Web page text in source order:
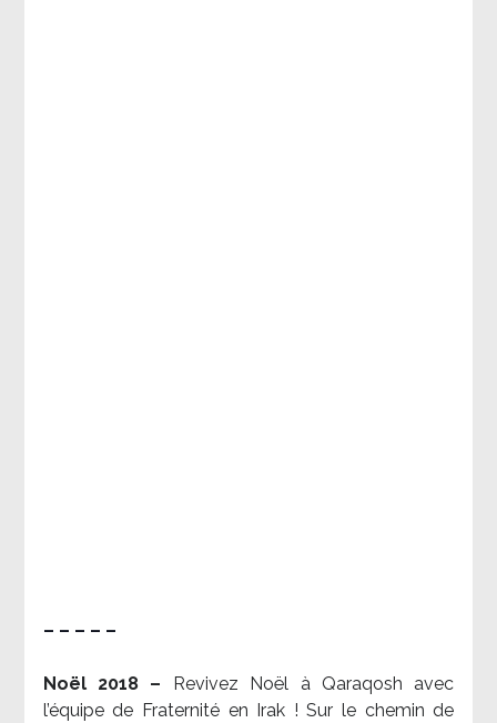
– – – – –
Noël 2018 –
Revivez Noël à Qaraqosh avec
l’équipe de Fraternité en Irak ! Sur le chemin de